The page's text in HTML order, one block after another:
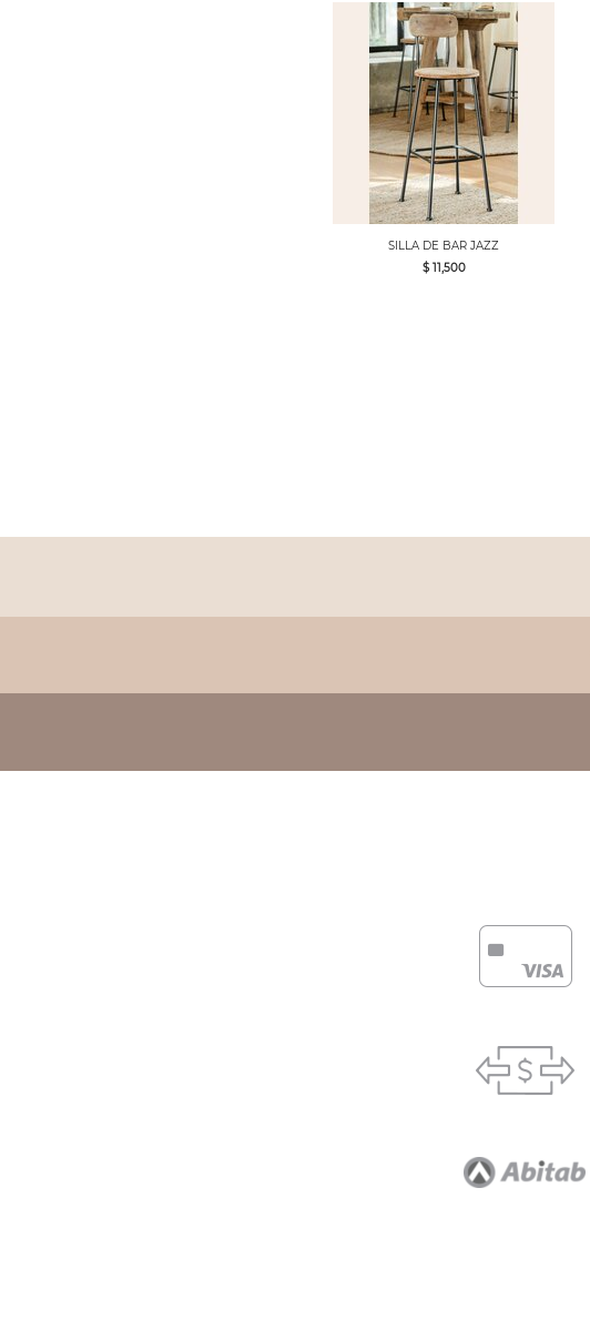
SILLA DE BAR JAZZ
$ 11,500